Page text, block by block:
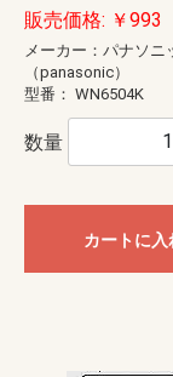
販売価格: ￥993
メーカー：パナソニ
（panasonic）
型番： WN6504K
数量
カートに入